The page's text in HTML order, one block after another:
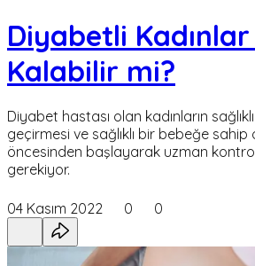
Diyabetli
Kalabilir mi?
Diyabet hastası olan kadınların
geçirmesi ve sağlıklı bir bebeğe sahip
öncesinden başlayarak uzman
gerekiyor.
04 Kasım 2022 0 0